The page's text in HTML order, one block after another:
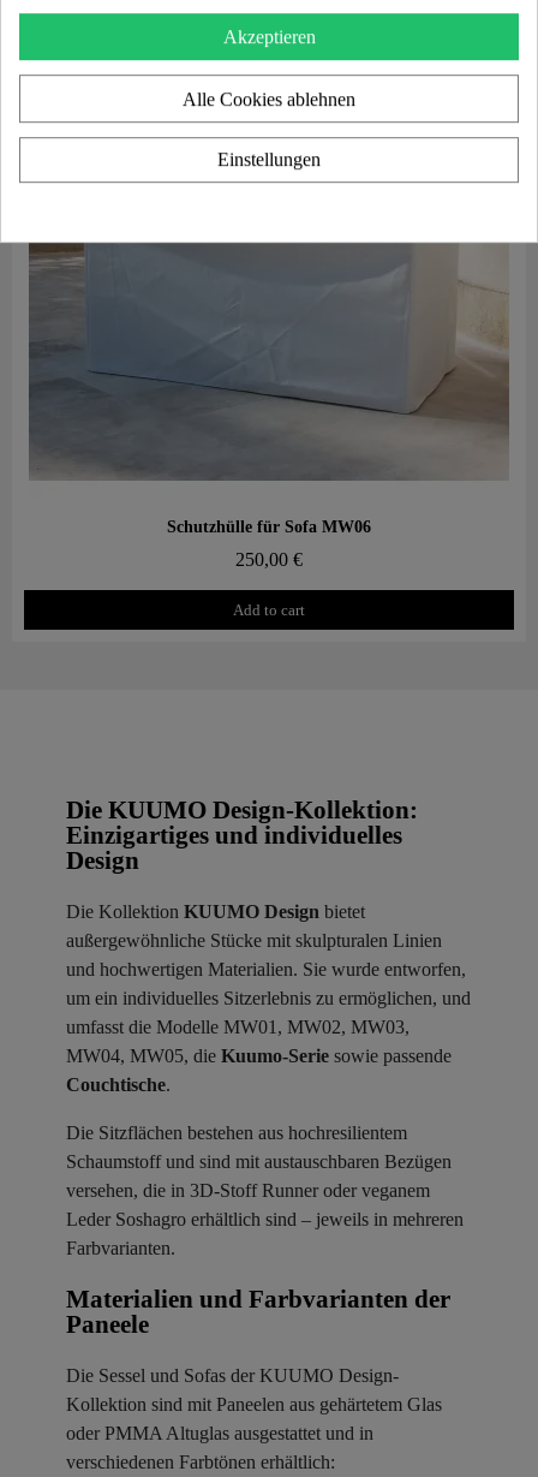
Aperçu rapide
Schutzhülle für Sofa MW06
250,00 €
Add to cart
Die KUUMO Design-Kollektion:
Einzigartiges und individuelles
Design
Die Kollektion KUUMO Design bietet
außergewöhnliche Stücke mit skulpturalen Linien
und hochwertigen Materialien. Sie wurde entworfen,
um ein individuelles Sitzerlebnis zu ermöglichen, und
umfasst die Modelle MW01, MW02, MW03,
MW04, MW05, die Kuumo-Serie sowie passende
Couchtische.
Die Sitzflächen bestehen aus hochresilientem
Schaumstoff und sind mit austauschbaren Bezügen
versehen, die in 3D-Stoff Runner oder veganem
Leder Soshagro erhältlich sind – jeweils in mehreren
Farbvarianten.
Materialien und Farbvarianten der
Paneele ​
Die Sessel und Sofas der KUUMO Design-
Kollektion sind mit Paneelen aus gehärtetem Glas
oder PMMA Altuglas ausgestattet und in
verschiedenen Farbtönen erhältlich:
Akzeptieren
Alle Cookies ablehnen
Einstellungen